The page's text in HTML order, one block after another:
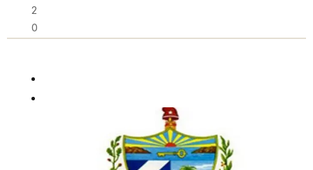
2
0